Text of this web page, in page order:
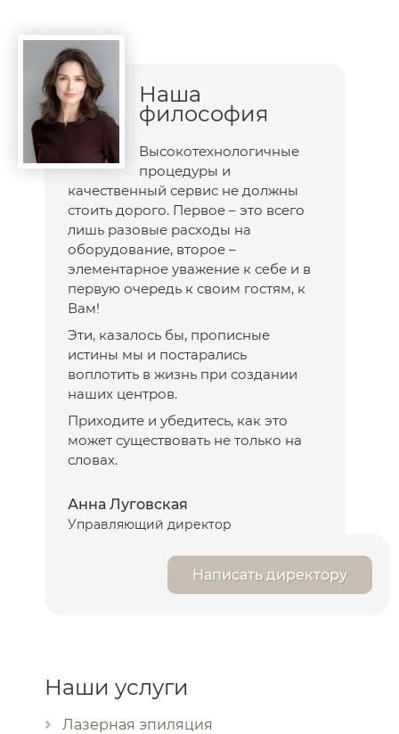
Наша
философия
Высокотехнологичные
процедуры и
качественный сервис не должны
стоить дорого. Первое – это всего
лишь разовые расходы на
оборудование, второе –
элементарное уважение к себе и в
первую очередь к своим гостям, к
Вам!
Эти, казалось бы, прописные
истины мы и постарались
воплотить в жизнь при создании
наших центров.
Приходите и убедитесь, как это
может существовать не только на
словах.
Анна Луговская
Управляющий директор
Написать директору
Наши услуги
Лазерная эпиляция